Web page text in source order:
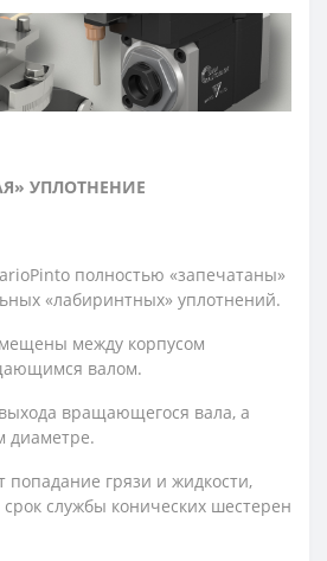
УПЛОТНЕНИЕ
полностью «запечатаны»
«лабиринтных» уплотнений.
между корпусом
валом.
вращающегося вала, а
диаметре.
грязи и жидкости,
службы конических шестерен